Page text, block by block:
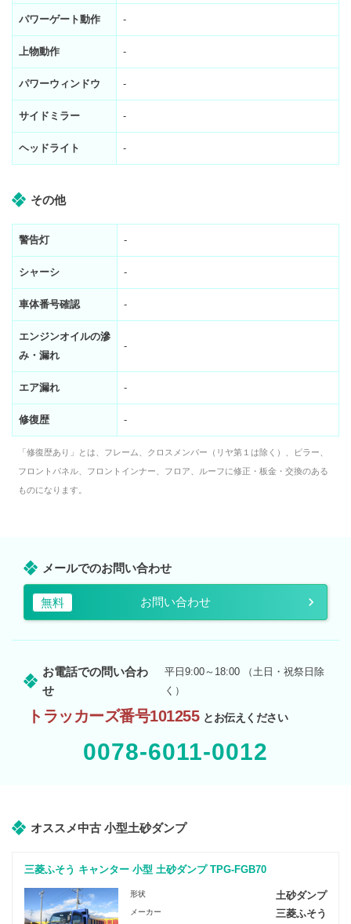
パワーゲート動作 -
上物動作 -
パワーウィンドウ -
サイドミラー -
ヘッドライト -
その他
警告灯 -
シャーシ -
車体番号確認 -
エンジンオイルの滲
み・漏れ
-
エア漏れ -
修復歴 -
「修復歴あり」とは、フレーム、クロスメンバー（リヤ第１は除く）、ピラー、
フロントパネル、フロントインナー、フロア、ルーフに修正・板金・交換のある
ものになります。
メールでのお問い合わせ
無料 お問い合わせ
お電話での問い合わ
せ
平日9:00～18:00 （土日・祝祭日除
く）
トラッカーズ番号101255 とお伝えください
0078-6011-0012
オススメ中古 小型土砂ダンプ
三菱ふそう キャンター 小型 土砂ダンプ TPG-FGB70
形状 土砂ダンプ
メーカー 三菱ふそう